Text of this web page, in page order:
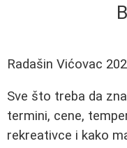
Radašin Vićovac
Sve što treba da
termini, cene,
rekreativce i kako